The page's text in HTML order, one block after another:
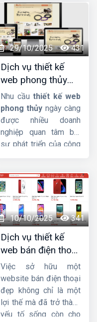
bạn tiếp cận khách
hàng tiềm năng một
cách dễ dàng, website
còn là công cụ đắc lực
để xây dựng thương
hiệu và tăng doanh thu
cho cửa hàng hoa của
bạn.
29/10/2025 431
Dịch vụ thiết kế
web phong thủy
đẹp, chuyên
nghiệp, chuẩn SEO
Nhu cầuthiết kế web
phong thủy ngày càng
được nhiều doanh
nghiệp quan tâm bởi
sự phát triển của công
bạn tìm hiểuthiết kế
website phong thủy
là gì ? Tầm quan trọng
và yêu cầu của thiết kế
website theo phong
thủy.
10/10/2025 341
Dịch vụ thiết kế
web bán điện thoại
chuyên nghiệp giúp
tăng doanh số
Việc sở hữu một
website bán điện thoại
đẹp không chỉ là một
lợi thế mà đã trở thành
yếu tố sống còn cho